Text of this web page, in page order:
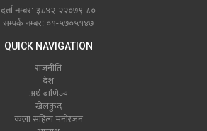
दर्ता नम्बर: ३८४२-२२०७९-८०
सम्पर्क नम्बर: ०१-५७०५१४७
QUICK NAVIGATION
राजनीति
देश
अर्थ बाणिज्य
खेलकुद
कला सहित्य मनोरंजन